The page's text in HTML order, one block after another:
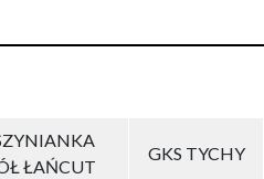
ŁAŃCUT
GKS TYCHY